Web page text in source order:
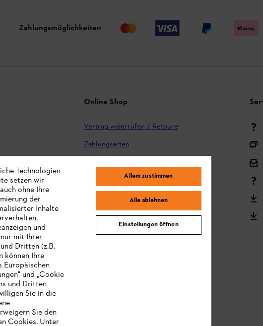
Zahlungsmöglichkeiten
Online Shop
Vertrag widerrufen / Retoure
Zahlungsarten
Reklamation und Garantie
STIHL Kooperationsprogramm
STIHL Bedienungsanleitungen
MY STIHL
Technologien
setzen wir
ohne Ihre
der
Inhalte
und
mit Ihrer
Dritten (z.B.
können Ihre
Europäischen
und „Cookie
und Dritten
Sie in die
Sie den
Cookies. Unter
Allem zustimmen
Alle ablehnen
Einstellungen öffnen